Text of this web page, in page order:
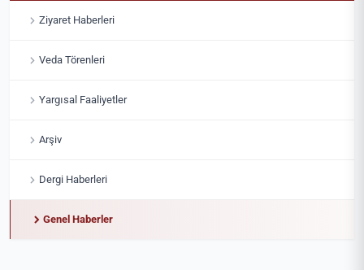
Ziyaret Haberleri
Veda Törenleri
Yargısal Faaliyetler
Arşiv
Dergi Haberleri
Genel Haberler